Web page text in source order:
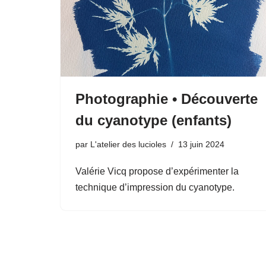
Photographie • Découverte
du cyanotype (enfants)
par L'atelier des lucioles 13 juin 2024
Valérie Vicq propose d’expérimenter la
technique d’impression du cyanotype.